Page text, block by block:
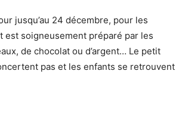
jusqu’au 24 décembre, pour les
est soigneusement préparé par les
de chocolat ou d’argent… Le petit
pas et les enfants se retrouvent